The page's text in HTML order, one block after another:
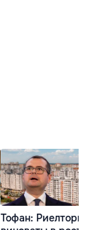
Тофан: Риелторы